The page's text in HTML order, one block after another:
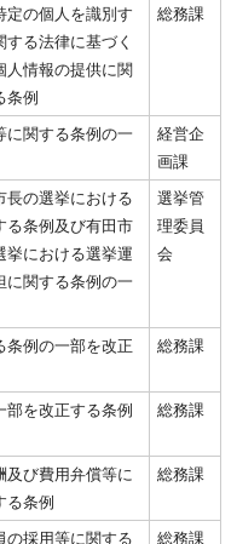
定の個人を識別す
る法律に基づく
人情報の提供に関
条例
総務課
に関する条例の一
経営企
画課
長の選挙における
る条例及び有田市
挙における選挙運
に関する条例の一
選挙管
理委員
会
条例の一部を改正
総務課
を改正する条例 総務課
及び費用弁償等に
る条例
総務課
の採用等に関する
総務課